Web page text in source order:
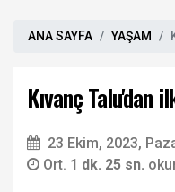
ANA SAYFA YAŞAM
Kıvanç Talu'dan
23 Ekim, 2023,
Ort. 1 dk. 25 sn.